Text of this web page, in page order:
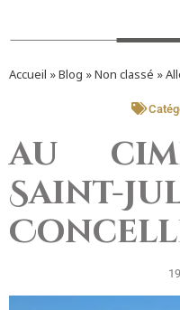
Accueil »Blog »Non classé »
au
Saint-
19